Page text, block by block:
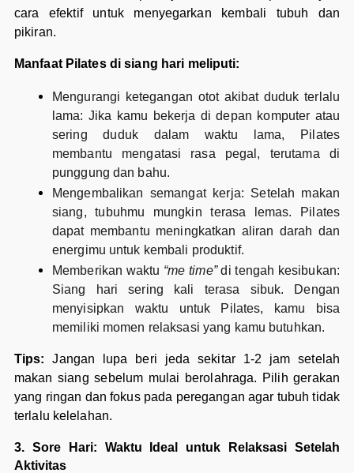
cara efektif untuk menyegarkan kembali tubuh dan
pikiran.
Manfaat Pilates di siang hari meliputi:
Mengurangi ketegangan otot akibat duduk terlalu
lama: Jika kamu bekerja di depan komputer atau
sering duduk dalam waktu lama, Pilates
membantu mengatasi rasa pegal, terutama di
punggung dan bahu.
Mengembalikan semangat kerja: Setelah makan
siang, tubuhmu mungkin terasa lemas. Pilates
dapat membantu meningkatkan aliran darah dan
energimu untuk kembali produktif.
Memberikan waktu “me time”di tengah kesibukan:
Siang hari sering kali terasa sibuk. Dengan
menyisipkan waktu untuk Pilates, kamu bisa
memiliki momen relaksasi yang kamu butuhkan.
Tips: Jangan lupa beri jeda sekitar 1-2 jam setelah
makan siang sebelum mulai berolahraga. Pilih gerakan
yang ringan dan fokus pada peregangan agar tubuh tidak
terlalu kelelahan.
3. Sore Hari: Waktu Ideal untuk Relaksasi Setelah
Aktivitas